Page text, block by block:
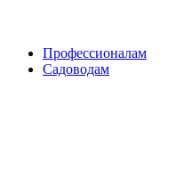
Профессионалам
Садоводам